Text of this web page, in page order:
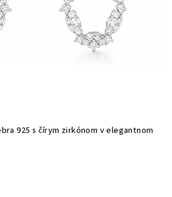
925 s čírym zirkónom v elegantnom